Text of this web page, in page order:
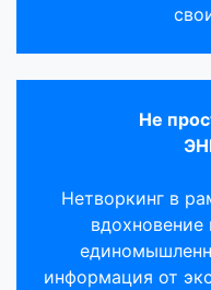
Не
Нетворкинг в
информация от